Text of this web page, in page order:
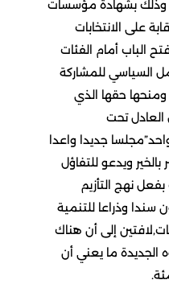
بشهادة مؤسسات
الانتخابات
أمام الفئات
للمشاركة
حقها الذي
تحت
جديدا واعدا
ويدعو للتفاؤل
التأزيم
للتنمية
إلى أن هناك
ما يعني أن